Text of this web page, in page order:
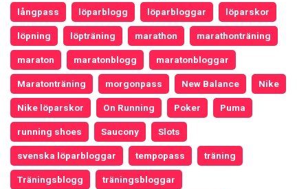
långpass löparblogg löparbloggar löparskor
löpning löpträning marathon marathonträning
maraton maratonblogg maratonbloggar
Maratonträning morgonpass New Balance Nike
Nike löparskor On Running Poker Puma
running shoes Saucony Slots
svenska löparbloggar tempopass träning
Träningsblogg träningsbloggar